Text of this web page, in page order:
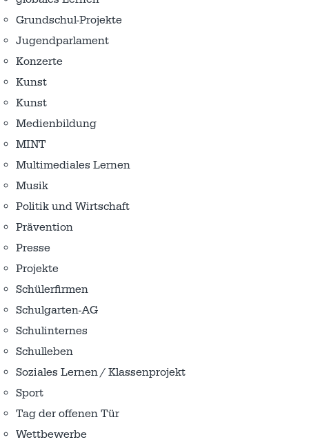
Grundschul-Projekte
Jugendparlament
Konzerte
Kunst
Kunst
Medienbildung
MINT
Multimediales Lernen
Musik
Politik und Wirtschaft
Prävention
Presse
Projekte
Schülerfirmen
Schulgarten-AG
Schulinternes
Schulleben
Soziales Lernen / Klassenprojekt
Sport
Tag der offenen Tür
Wettbewerbe